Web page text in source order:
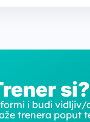
si?
i budi vidljiv/
trenera poput